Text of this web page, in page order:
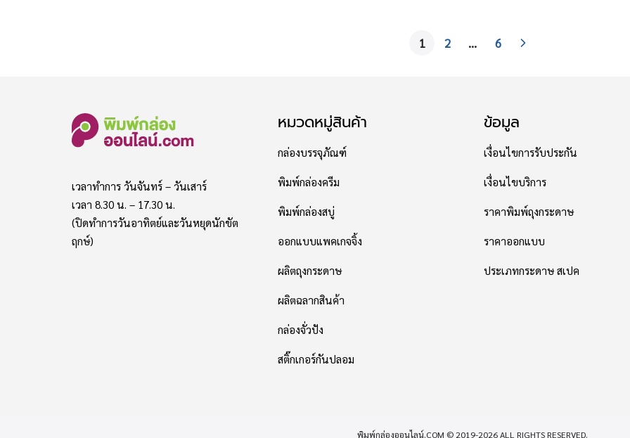
1 2 … 6
เวลาทำการ วันจันทร์ – วันเสาร์
เวลา 8.30 น. – 17.30 น.
(ปิดทำการวันอาทิตย์และวันหยุดนักขัต
ฤกษ์)
หมวดหมู่สินค้า
กล่องบรรจุภัณฑ์
พิมพ์กล่องครีม
พิมพ์กล่องสบู่
ออกแบบแพคเกจจิ้ง
ผลิตถุงกระดาษ
ผลิตฉลากสินค้า
กล่องจั่วปัง
สติ๊กเกอร์กันปลอม
ข้อมูล
เงื่อนไขการรับประกัน
เงื่อนไขบริการ
ราคาพิมพ์ถุงกระดาษ
ราคาออกแบบ
ประเภทกระดาษ สเปค
พิมพ์กล่องออนไลน์.COM © 2019-2026 ALL RIGHTS RESERVED.